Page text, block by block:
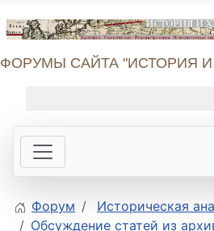
ФОРУМЫ САЙТА "ИСТОРИЯ
Форум
Историческая
Обсуждение статей из